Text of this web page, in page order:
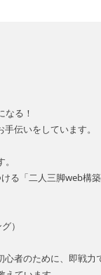
なる！
伝いをしています。
る「二人三脚web構
）
者のために、即戦